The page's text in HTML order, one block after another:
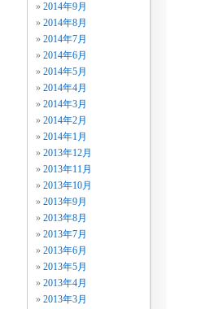
2014年9月
2014年8月
2014年7月
2014年6月
2014年5月
2014年4月
2014年3月
2014年2月
2014年1月
2013年12月
2013年11月
2013年10月
2013年9月
2013年8月
2013年7月
2013年6月
2013年5月
2013年4月
2013年3月